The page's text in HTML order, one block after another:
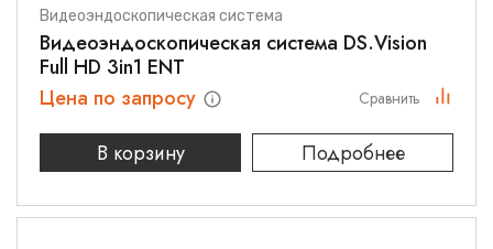
Видеоэндоскопическая система
Видеоэндоскопическая система DS.Vision
Full HD 3in1 ENT
Цена по запросу
В корзину
Подробнее
Сравнить